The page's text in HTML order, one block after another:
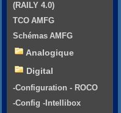
(RAILY 4.0)
TCO AMFG
Schémas AMFG
Analogique
Digital
-Configuration - ROCO
-Config -Intellibox